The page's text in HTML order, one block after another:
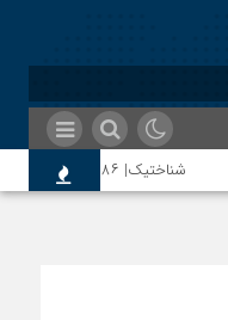
شناختیک| ۸۶ درصد مهاجران حامی ایران در جنگ؛ ۷۵ درصد مهاجران دولت چهاردهم را خیرخواه خود نمی‌دانند